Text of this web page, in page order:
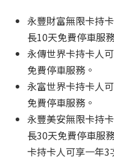
永豐財富無限卡持
長10天免費停車服
永傳世界卡持卡人
免費停車服務。
永富世界卡持卡人
免費停車服務。
永豐美安無限卡持
長30天免費停車服
卡持卡人可享一年3